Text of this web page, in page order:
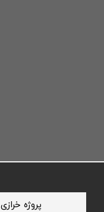
​پروژه خرازی